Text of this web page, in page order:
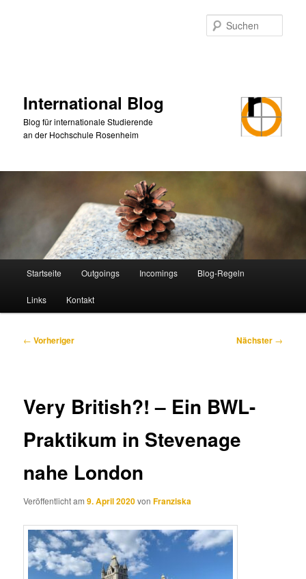
International Blog
Blog für internationale Studierende
an der Hochschule Rosenheim
Startseite Outgoings Incomings Blog-Regeln
Links Kontakt
Beitragsnavigation
← Vorheriger Nächster →
Very British?! – Ein BWL-
Praktikum in Stevenage
nahe London
Veröffentlicht am9. April 2020vonFranziska